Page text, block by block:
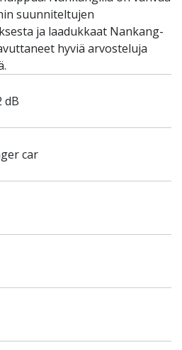
suunniteltujen
ja laadukkaat Nankang-
hyviä arvosteluja
dB
car